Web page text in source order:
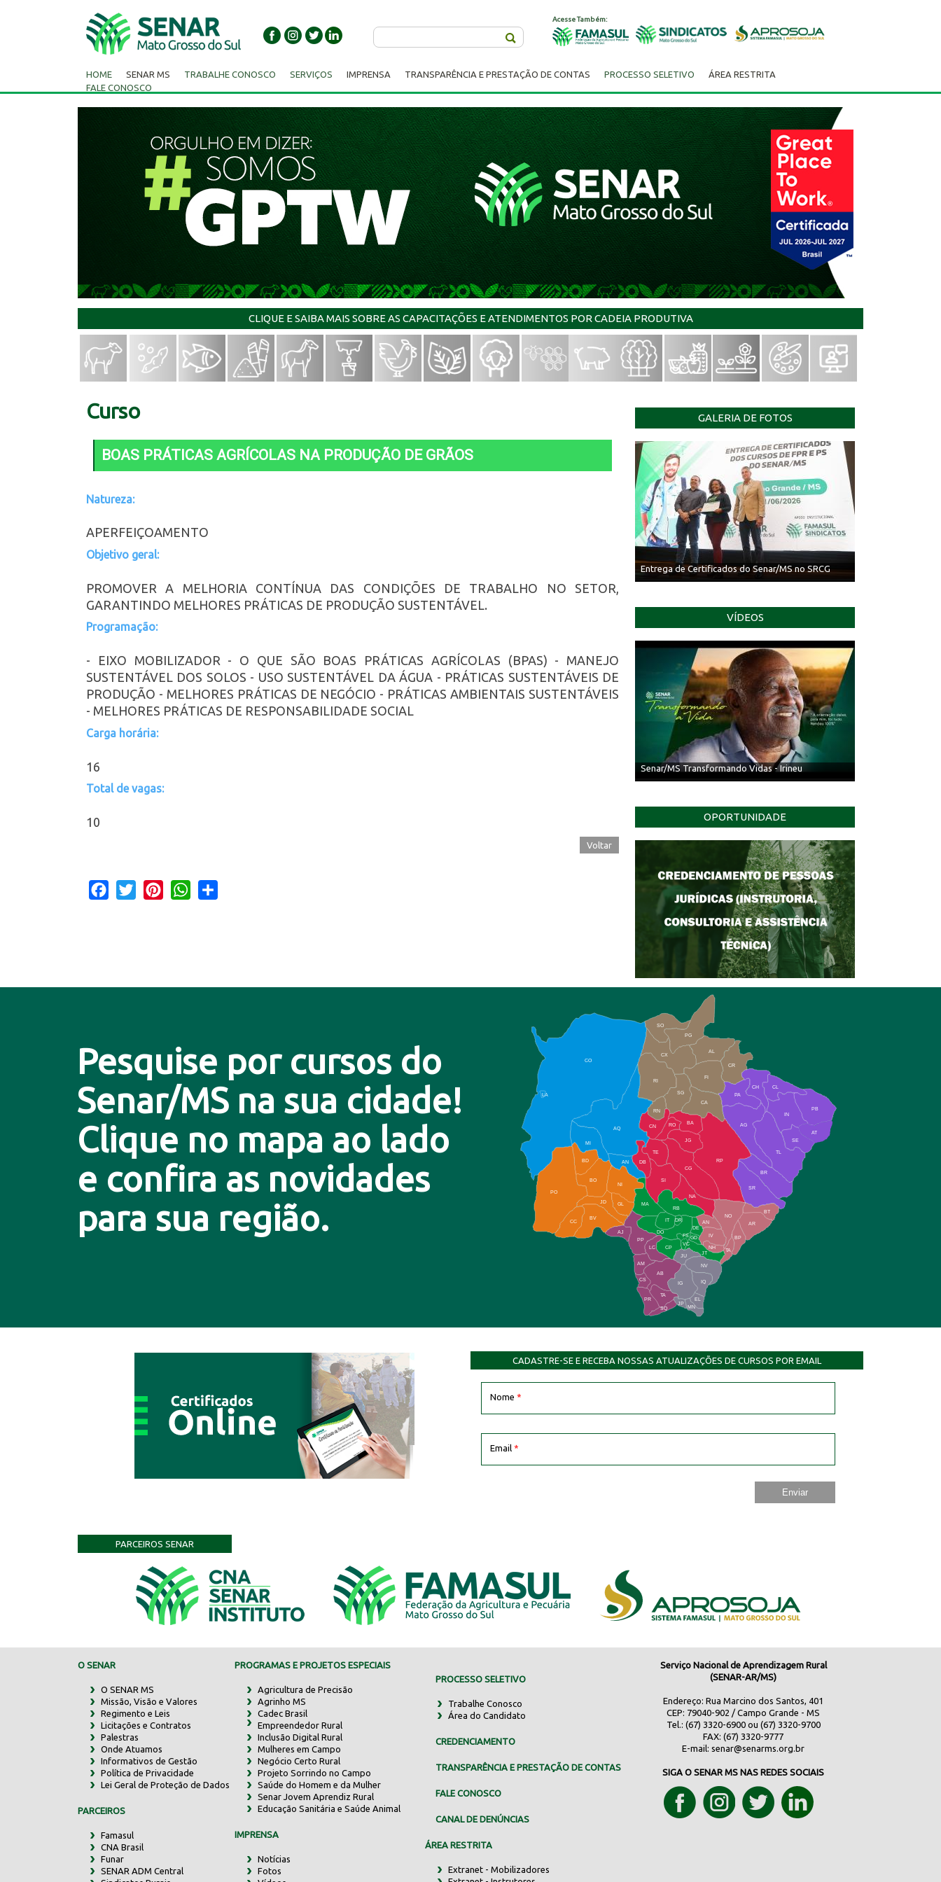
Acesse Também:
HOME SENAR MS TRABALHE CONOSCO SERVIÇOS IMPRENSA TRANSPARÊNCIA E PRESTAÇÃO DE CONTAS PROCESSO SELETIVO
ÁREA RESTRITA
FALE CONOSCO
CLIQUE E SAIBA MAIS SOBRE AS CAPACITAÇÕES E ATENDIMENTOS POR CADEIA PRODUTIVA
GALERIA DE FOTOS
Entrega de Certificados do Senar/MS no SRCG
VÍDEOS
Senar/MS Transformando Vidas - Irineu
OPORTUNIDADE
Curso
BOAS PRÁTICAS AGRÍCOLAS NA PRODUÇÃO DE GRÃOS
Natureza:
APERFEIÇOAMENTO
Objetivo geral:
PROMOVER A MELHORIA CONTÍNUA DAS CONDIÇÕES DE TRABALHO NO SETOR,
GARANTINDO MELHORES PRÁTICAS DE PRODUÇÃO SUSTENTÁVEL.
Programação:
- EIXO MOBILIZADOR - O QUE SÃO BOAS PRÁTICAS AGRÍCOLAS (BPAS) - MANEJO
SUSTENTÁVEL DOS SOLOS - USO SUSTENTÁVEL DA ÁGUA - PRÁTICAS SUSTENTÁVEIS DE
PRODUÇÃO - MELHORES PRÁTICAS DE NEGÓCIO - PRÁTICAS AMBIENTAIS SUSTENTÁVEIS
- MELHORES PRÁTICAS DE RESPONSABILIDADE SOCIAL
Carga horária:
16
Total de vagas:
10
Voltar
Facebook
Twitter PinterestWhatsApp
Pesquise por cursos do
Senar/MS na sua cidade!
Clique no mapa ao lado
e confira as novidades
para sua região.
CO
AQ
MI
AN
CX
RI
AL
CR
FI
SG
BA
CA
PA
CH CL
PB
SE
TL
AG
BR
SR
BT
AR
RP
RO
JG
CG
SI
NA
TA
NH
JT
RB
MA
IT
DR
DO
CP
JU
NV
IQ
EL
BD
BO
NI
JD
PO
BV
CC
PP
AJ
LC
AM
AB
JP
DB
TE
CS
PR
TA
SQ
IG
MN
IN
NO
BP
RN
CN
GL
AN
IV
FS
VC
GD
DE
AT
PG
SO
LA
CADASTRE-SE E RECEBA NOSSAS ATUALIZAÇÕES DE CURSOS POR EMAIL
Nome *
Email *
PARCEIROS SENAR
O SENAR
O SENAR MS
Missão, Visão e Valores
Regimento e Leis
Licitações e Contratos
Palestras
Onde Atuamos
Informativos de Gestão
Política de Privacidade
Lei Geral de Proteção de Dados
PARCEIROS
Famasul
CNA Brasil
Funar
SENAR ADM Central
PROGRAMAS E PROJETOS ESPECIAIS
Agricultura de Precisão
Agrinho MS
Cadec Brasil
Empreendedor Rural
Inclusão Digital Rural
Mulheres em Campo
Negócio Certo Rural
Projeto Sorrindo no Campo
Saúde do Homem e da Mulher
Senar Jovem Aprendiz Rural
Educação Sanitária e Saúde Animal
IMPRENSA
Notícias
Fotos
PROCESSO SELETIVO
Trabalhe Conosco
Área do Candidato
CREDENCIAMENTO
TRANSPARÊNCIA E PRESTAÇÃO DE CONTAS
FALE CONOSCO
CANAL DE DENÚNCIAS
ÁREA RESTRITA
Extranet - Mobilizadores
Serviço Nacional de Aprendizagem Rural
(SENAR-AR/MS)
Endereço: Rua Marcino dos Santos, 401
CEP: 79040-902 / Campo Grande - MS
Tel.: (67) 3320-6900 ou (67) 3320-9700
FAX: (67) 3320-9777
E-mail:senar@senarms.org.br
SIGA O SENAR MS NAS REDES SOCIAIS